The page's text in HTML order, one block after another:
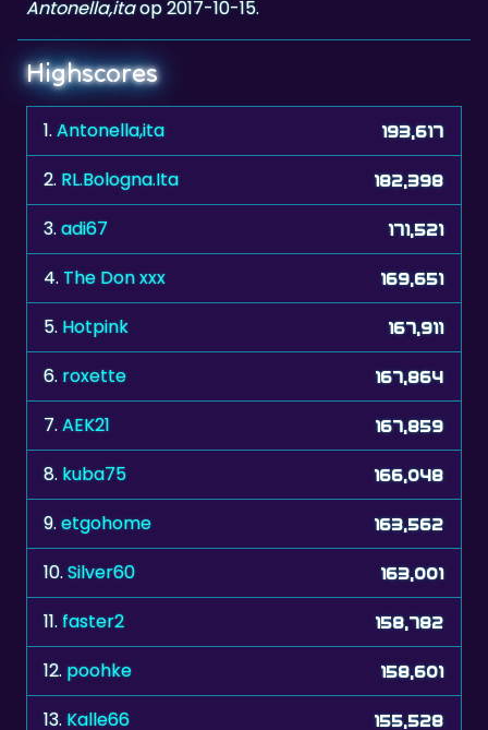
Highscores
1.Antonella,ita
2.RL.Bologna.Ita 182,398
3. adi67 171,521
4.The Don xxx 169,651
5. Hotpink 167,911
6. roxette 167,864
7. AEK21 167,859
8. kuba75 166,048
9. etgohome 163,562
10.Silver60 163,001
11. faster2 158,782
12.poohke 158,601
13. Kalle66 155,528
14.Sergey 152,927